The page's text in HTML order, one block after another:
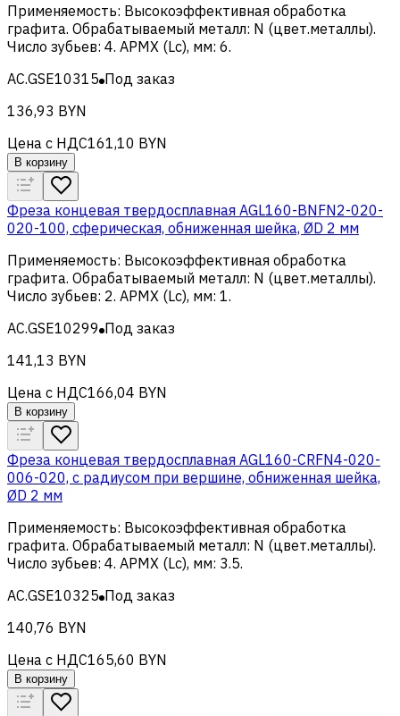
Применяемость: Высокоэффективная обработка
графита. Обрабатываемый металл: N (цвет.металлы).
Число зубьев: 4. APMX (Lc), мм: 6.
AC.GSE10315 Под заказ
136,93 BYN
Цена с НДС161,10 BYN
В корзину
Фреза концевая твердосплавная AGL160-BNFN2-020-
020-100, сферическая, обниженная шейка, ØD 2 мм
Применяемость: Высокоэффективная обработка
графита. Обрабатываемый металл: N (цвет.металлы).
Число зубьев: 2. APMX (Lc), мм: 1.
AC.GSE10299 Под заказ
141,13 BYN
Цена с НДС166,04 BYN
В корзину
Фреза концевая твердосплавная AGL160-CRFN4-020-
006-020, с радиусом при вершине, обниженная шейка,
ØD 2 мм
Применяемость: Высокоэффективная обработка
графита. Обрабатываемый металл: N (цвет.металлы).
Число зубьев: 4. APMX (Lc), мм: 3.5.
AC.GSE10325 Под заказ
140,76 BYN
Цена с НДС165,60 BYN
В корзину